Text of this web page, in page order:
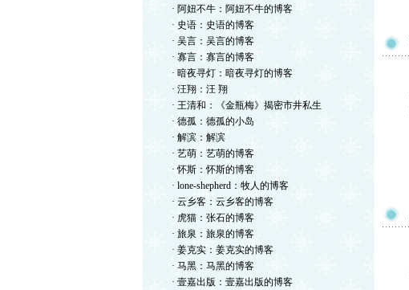
· 阿妞不牛：阿妞不牛的博客
· 史语：史语的博客
· 吴言：吴言的博客
· 寡言：寡言的博客
· 暗夜寻灯：暗夜寻灯的博客
· 汪翔：汪 翔
· 王清和：《金瓶梅》揭密市井私生
· 德孤：德孤的小岛
· 解滨：解滨
· 艺萌：艺萌的博客
· 怀斯：怀斯的博客
· lone-shepherd：牧人的博客
· 云乡客：云乡客的博客
· 虎猫：张石的博客
· 旅泉：旅泉的博客
· 姜克实：姜克实的博客
· 马黑：马黑的博客
· 壹嘉出版：壹嘉出版的博客